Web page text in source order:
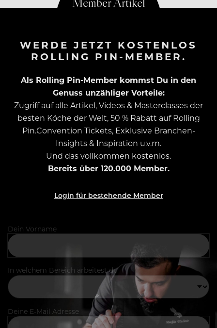
WERDE JETZT KOSTENLOS
ROLLING PIN-MEMBER.
Als Rolling Pin-Member kommst Du in den
Genuss unzähliger Vorteile:
Zugriff auf alle Artikel, Videos & Masterclasses der
besten Köche der Welt, 50 % Rabatt auf Rolling
Pin.Convention Tickets, Exklusive Branchen-
Insights & Inspiration u.v.m.
Und das vollkommen kostenlos.
Bereits über 120.000 Member.
Login für bestehende Member
Dein Vorname
In welchem Bereich arbeitest du
Deine E-Mail Adresse